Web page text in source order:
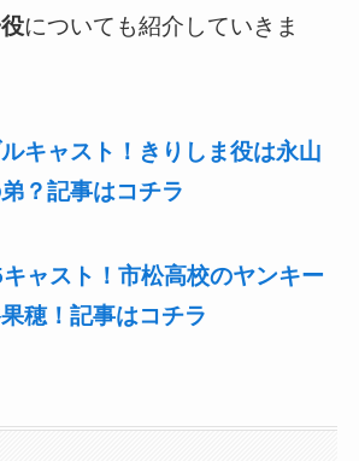
についても紹介していきま
キャスト！きりしま役は永山
？記事はコチラ
ャスト！市松高校のヤンキー
穂！記事はコチラ